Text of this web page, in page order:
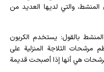
المنشط، والتي لديها العديد من
بالقول: يستخدم الكربون
مرشحات الثلاجة المنزلية على
هي أنها إذا أصبحت قديمة